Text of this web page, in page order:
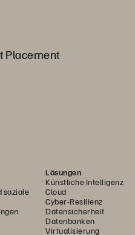
Placement
soziale
Lösungen
Künstliche Intelligenz
Cloud
Cyber-Resilienz
Datensicherheit
Datenbanken
Virtualisierung